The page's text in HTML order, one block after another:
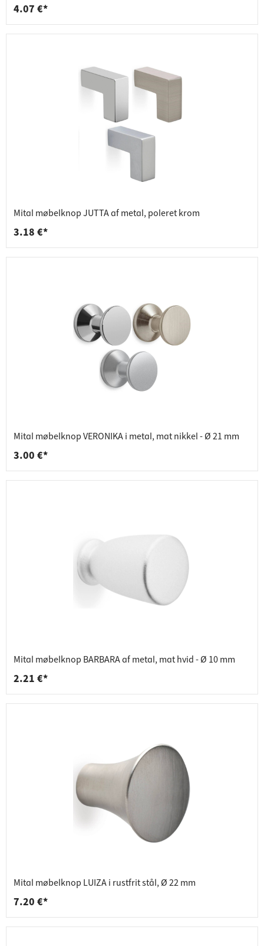
4.07 €*
Mital møbelknop JUTTA af metal, poleret krom
3.18 €*
Mital møbelknop VERONIKA i metal, mat nikkel - Ø 21 mm
3.00 €*
Mital møbelknop BARBARA af metal, mat hvid - Ø 10 mm
2.21 €*
Mital møbelknop LUIZA i rustfrit stål, Ø 22 mm
7.20 €*